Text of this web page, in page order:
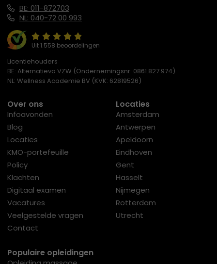
BE: 011-872703
NL: 040-72 00 993
Uit 1.558 beoordelingen
Licentiehouders
BE: Alternatieva VZW (Ondernemingsnr: 0861.827.974)
NL: Wellness Academie BV (KVK: 62819526)
Over ons
Infoavonden
Blog
Locaties
KMO-portefeuille
Policy
Klachten
Digitaal examen
Vacatures
Veelgestelde vragen
Contact
Locaties
Amsterdam
Antwerpen
Apeldoorn
Eindhoven
Gent
Hasselt
Nijmegen
Rotterdam
Utrecht
Populaire opleidingen